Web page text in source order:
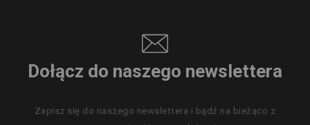
Dołącz do naszego newslettera
Zapisz się do naszego newslettera i bądź na bieżąco z